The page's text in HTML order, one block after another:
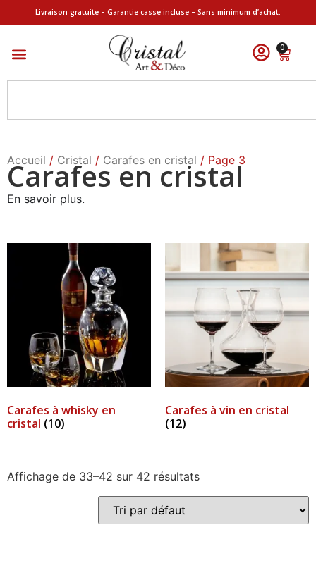
Livraison gratuite – Garantie casse incluse – Sans minimum d’achat.
0
Accueil / Cristal / Carafes en cristal / Page 3
Carafes en cristal
En savoir plus.
Carafes à whisky en
cristal (10)
Carafes à vin en cristal
(12)
Affichage de 33–42 sur 42 résultats